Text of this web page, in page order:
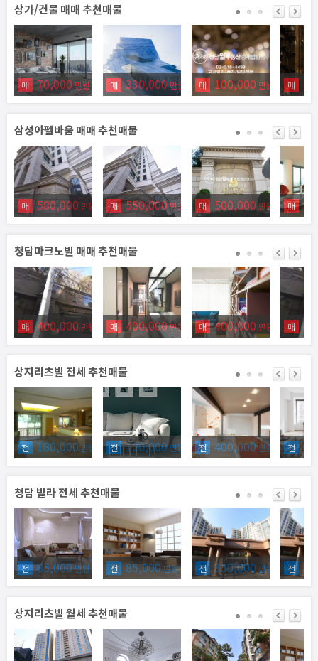
상가/건물 매매 추천매물
매 70,000 만원 매 330,000 만원 매 100,000 만원 매
삼성아펠바움 매매 추천매물
매 580,000 만원 매 550,000 만원 매 500,000 만원 매
청담마크노빌 매매 추천매물
매 400,000 만원 매 400,000만원 매 400,000 만원 매
상지리츠빌 전세 추천매물
전 180,000 만원 전 120,000 만원 전 400,000 만원 전
청담 빌라 전세 추천매물
전 85,000만원 전 85,000만원 전 350,000 만원 전
상지리츠빌 월세 추천매물